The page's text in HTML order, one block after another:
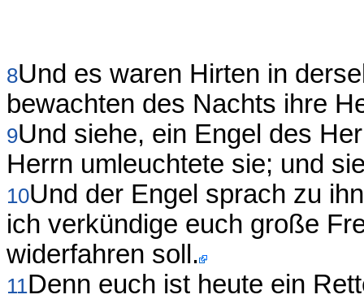
8Und es waren Hirten in
bewachten des Nachts ihre
9Und siehe, ein Engel des
Herrn umleuchtete sie; und
10Und der Engel sprach zu
ich verkündige euch große
widerfahren soll.
11Denn euch ist heute ein